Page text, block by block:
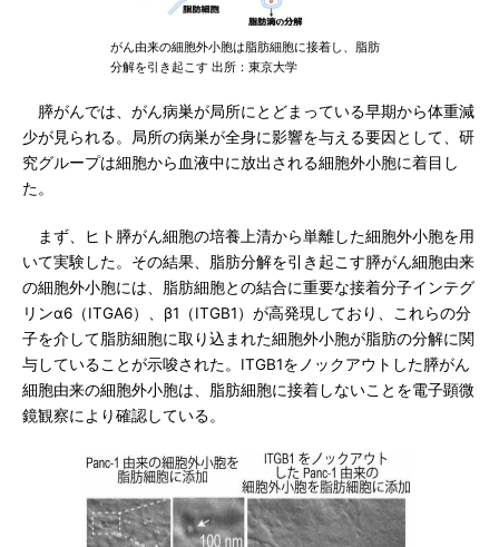
がん由来の細胞外小胞は脂肪細胞に接着し、脂肪
分解を引き起こす 出所：東京大学
膵がんでは、がん病巣が局所にとどまっている早期から体重減
少が見られる。局所の病巣が全身に影響を与える要因として、研
究グループは細胞から血液中に放出される細胞外小胞に着目し
た。
まず、ヒト膵がん細胞の培養上清から単離した細胞外小胞を用
いて実験した。その結果、脂肪分解を引き起こす膵がん細胞由来
の細胞外小胞には、脂肪細胞との結合に重要な接着分子インテグ
リンα6（ITGA6）、β1（ITGB1）が高発現しており、これらの分
子を介して脂肪細胞に取り込まれた細胞外小胞が脂肪の分解に関
与していることが示唆された。ITGB1をノックアウトした膵がん
細胞由来の細胞外小胞は、脂肪細胞に接着しないことを電子顕微
鏡観察により確認している。